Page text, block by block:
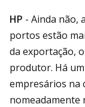
HP - Ainda não,
portos estão
da exportação,
produtor. Há
empresários na
nomeadamente